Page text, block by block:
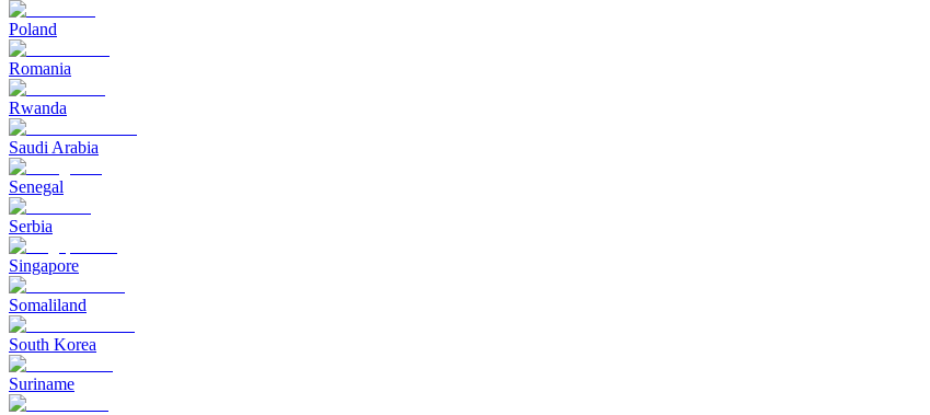
Poland
Romania
Rwanda
Saudi Arabia
Senegal
Serbia
Singapore
Somaliland
South Korea
Suriname